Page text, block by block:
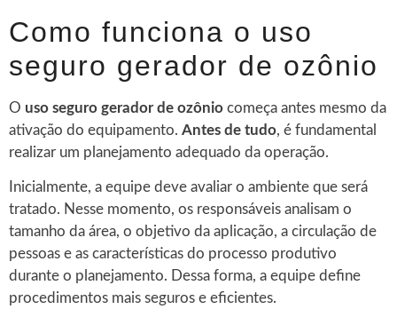
Como funciona o uso
seguro gerador de ozônio
O uso seguro gerador de ozônio começa antes mesmo da
ativação do equipamento. Antes de tudo, é fundamental
realizar um planejamento adequado da operação.
Inicialmente, a equipe deve avaliar o ambiente que será
tratado. Nesse momento, os responsáveis analisam o
tamanho da área, o objetivo da aplicação, a circulação de
pessoas e as características do processo produtivo
durante o planejamento. Dessa forma, a equipe define
procedimentos mais seguros e eficientes.